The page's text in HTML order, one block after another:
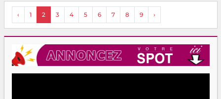
‹ 1 2 3 4 5 6 7 8 9 ›